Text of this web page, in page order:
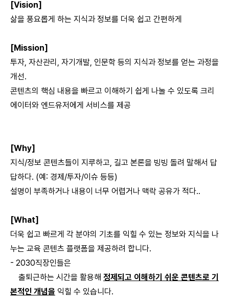
[Vision]
삶을 풍요롭게 하는 지식과 정보를 더욱 쉽고 간편하게
[Mission]
투자, 자산관리, 자기개발, 인문학 등의 지식과 정보를 얻는 과정을
개선.
콘텐츠의 핵심 내용을 빠르고 이해하기 쉽게 나눌 수 있도록 크리
에이터와 엔드유저에게 서비스를 제공
[Why]
지식/정보 콘텐츠들이 지루하고, 길고 본론을 빙빙 돌려 말해서 답
답하다. (예: 경제/투자/이슈 등등)
설명이 부족하거나 내용이 너무 어렵거나 맥락 공유가 적다..
[What]
더욱 쉽고 빠르게 각 분야의 기초를 익힐 수 있는 정보와 지식을 나
누는 교육 콘텐츠 플랫폼을 제공하려 합니다.
- 2030직장인들은
출퇴근하는 시간을 활용해 정제되고 이해하기 쉬운 콘텐츠로 기
본적인 개념을 익힐 수 있습니다.